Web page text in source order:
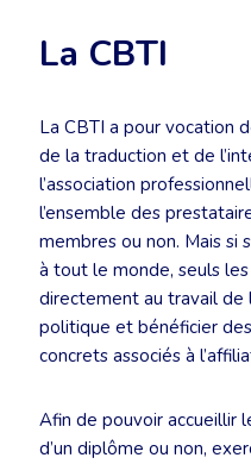
La CBTI
La CBTI a pour vocation
de la traduction et de
l’association
l’ensemble des
membres ou non. Mais
à tout le monde, seuls
directement au travail de
politique et bénéficier
concrets associés à
Afin de pouvoir accueillir
d’un diplôme ou non,